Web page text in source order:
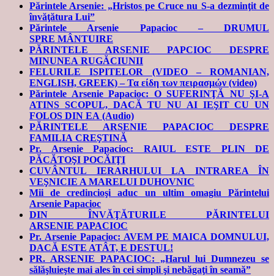
Părintele Arsenie: „Hristos pe Cruce nu S-a dezminţit de
învăţătura Lui”
Părintele Arsenie Papacioc – DRUMUL
SPRE MÂNTUIRE
PĂRINTELE ARSENIE PAPCIOC DESPRE
MINUNEA RUGĂCIUNII
FELURILE ISPITELOR (VIDEO – ROMANIAN,
ENGLISH, GREEK) – Τα είδη των πειρασμών (video)
Părintele Arsenie Papacioc: O SUFERINŢĂ NU ŞI-A
ATINS SCOPUL, DACĂ TU NU AI IEŞIT CU UN
FOLOS DIN EA (Audio)
PĂRINTELE ARSENIE PAPACIOC DESPRE
FAMILIA CREŞTINĂ
Pr. Arsenie Papacioc: RAIUL ESTE PLIN DE
PĂCĂTOŞI POCĂIŢI
CUVÂNTUL IERARHULUI LA INTRAREA ÎN
VEŞNICIE A MARELUI DUHOVNIC
Mii de credincioşi aduc un ultim omagiu Părintelui
Arsenie Papacioc
DIN ÎNVĂŢĂTURILE PĂRINTELUI
ARSENIE PAPACIOC
Pr. Arsenie Papacioc: AVEM PE MAICA DOMNULUI,
DACĂ ESTE ATÂT, E DESTUL!
PR. ARSENIE PAPACIOC: „Harul lui Dumnezeu se
sălăşluieşte mai ales în cei simpli şi nebăgaţi în seamă”